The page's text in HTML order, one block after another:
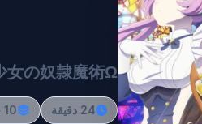
女の奴隷魔術Ω
24 دقيقة 10 حلقة